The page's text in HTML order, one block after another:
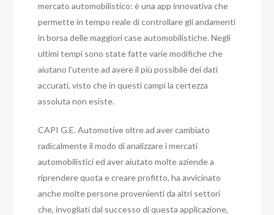
mercato automobilistico: è una app innovativa che
permette in tempo reale di controllare gli andamenti
in borsa delle maggiori case automobilistiche. Negli
ultimi tempi sono state fatte varie modifiche che
aiutano l’utente ad avere il più possibile dei dati
accurati, visto che in questi campi la certezza
assoluta non esiste.
CAPI G.E. Automotive oltre ad aver cambiato
radicalmente il modo di analizzare i mercati
automobilistici ed aver aiutato molte aziende a
riprendere quota e creare profitto, ha avvicinato
anche molte persone provenienti da altri settori
che, invogliati dal successo di questa applicazione,